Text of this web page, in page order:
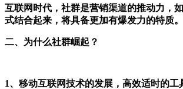
互联网时代，社群是营销渠道的推动力，
式结合起来，将具备更加有爆发力的特质。
二、为什么社群崛起？
1、移动互联网技术的发展，高效适时的工